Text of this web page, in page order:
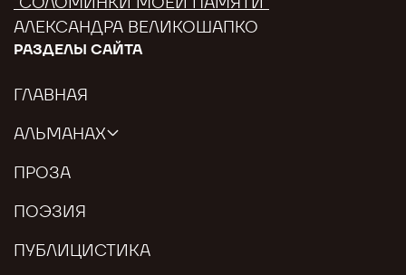
АЛЕКСАНДРА ВЕЛИКОШАПКО
РАЗДЕЛЫ САЙТА
ГЛАВНАЯ
АЛЬМАНАХ
ПРОЗА
ПОЭЗИЯ
ПУБЛИЦИСТИКА